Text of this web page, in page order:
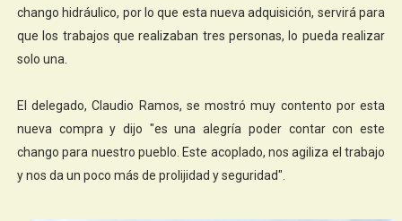
chango hidráulico, por lo que esta nueva adquisición, servirá para
que los trabajos que realizaban tres personas, lo pueda realizar
solo una.
El delegado, Claudio Ramos, se mostró muy contento por esta
nueva compra y dijo "es una alegría poder contar con este
chango para nuestro pueblo. Este acoplado, nos agiliza el trabajo
y nos da un poco más de prolijidad y seguridad".